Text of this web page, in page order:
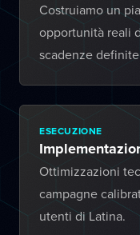
Costruiamo un
opportunità reali
scadenze
ESECUZIONE
Ottimizzazioni
campagne
utenti di Latina.